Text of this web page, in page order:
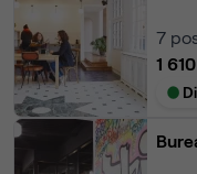
7
1